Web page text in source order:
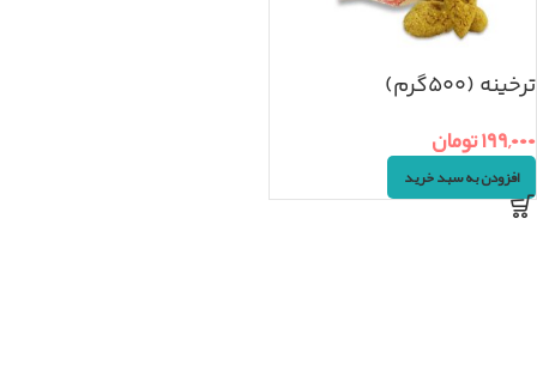
ترخینه (۵۰۰گرم)
۱۹۹,۰۰۰تومان
افزودن به سبد خرید